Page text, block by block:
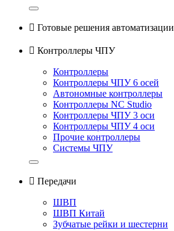
 Готовые решения автоматизации
 Контроллеры ЧПУ
Контроллеры
Контроллеры ЧПУ 6 осей
Автономные контроллеры
Контроллеры NC Studio
Контроллеры ЧПУ 3 оси
Контроллеры ЧПУ 4 оси
Прочие контроллеры
Системы ЧПУ
 Передачи
ШВП
ШВП Китай
Зубчатые рейки и шестерни